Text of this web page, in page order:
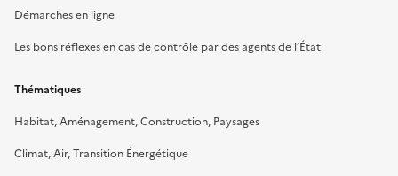
Démarches en ligne
Les bons réflexes en cas de contrôle par des agents de l’État
Thématiques
Habitat, Aménagement, Construction, Paysages
Climat, Air, Transition Énergétique